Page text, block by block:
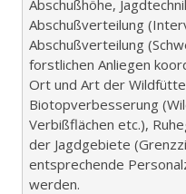
Abschußhöhe,
Abschußverteilung
Abschußverteilung
forstlichen Anliegen
Ort und Art der
Biotopverbesserung
Verbißflächen etc.),
der Jagdgebiete
entsprechende
werden.